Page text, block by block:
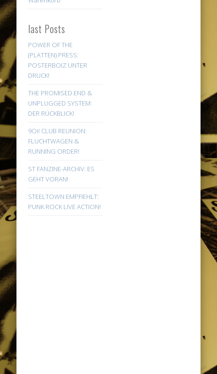
last Posts
POWER OF THE
(PLATTEN) PRESS:
POSTERBOIZ UNTER
DRUCK!
THE PROMISED END &
UNPLUGGED SYSTEM:
DER RÜCKBLICK!
9Oi! CLUB REUNION:
FLUCHTWAGEN &
RUNNING ORDER!
ST FANZINE-ARCHIV: ES
GEHT VORAN!
STEELTOWN EMPFIEHLT:
PUNK ROCK LIVE ACTION!